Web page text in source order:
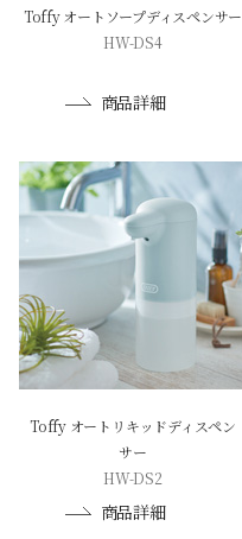
Toffy オートソープディスペンサー
HW-DS4
商品詳細
Toffy オートリキッドディスペン
サー
HW-DS2
商品詳細